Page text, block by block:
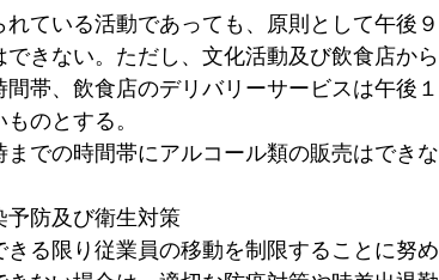
れている活動であっても、原則として午後
きない。ただし、文化活動及び飲食店か
間帯、飲食店のデリバリーサービスは午後
のとする。
までの時間帯にアルコール類の販売はでき
予防及び衛生対策
きる限り従業員の移動を制限することに努